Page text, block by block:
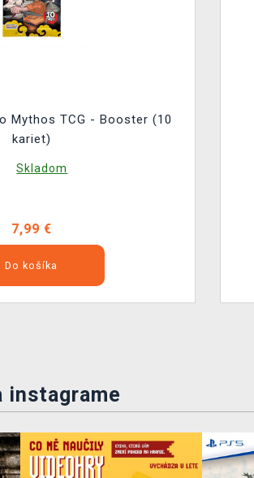
Mythos TCG - Booster (10
kariet)
Skladom
7,99 €
Do košíka
instagrame